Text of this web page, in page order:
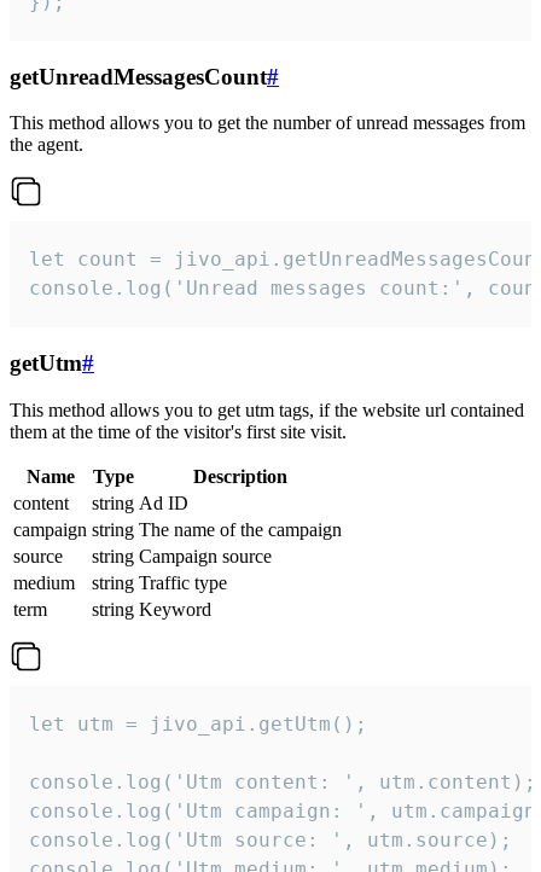
getUnreadMessagesCount#
This method allows you to get the number of unread messages from
the agent.
let count =
console.log('Unread messages count:',
getUtm#
This method allows you to get utm tags, if the website url contained
them at the time of the visitor's first site visit.
Name Type
Description
content
string Ad ID
campaign string The name of the campaign
source
string Campaign source
medium
string Traffic type
term
string Keyword
let utm = jivo_api.getUtm();
console.log('Utm content: ', utm.content);
console.log('Utm campaign: ',
console.log('Utm source: ', utm.source);